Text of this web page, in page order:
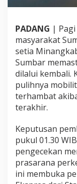
PADANG |
masyarakat
setia
Sumbar
dilalui kembali.
pulihnya
terhambat
terakhir.
Keputusan
pukul 01.30
pengecekan
prasarana
ini membuka